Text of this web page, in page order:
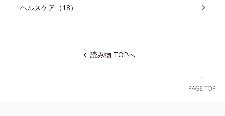
ヘルスケア（18）
読み物 TOPへ